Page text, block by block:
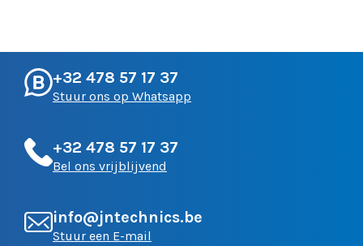
+32 478 57 17 37
Stuur ons op Whatsapp
+32 478 57 17 37
Bel ons vrijblijvend
info@jntechnics.be
Stuur een E-mail